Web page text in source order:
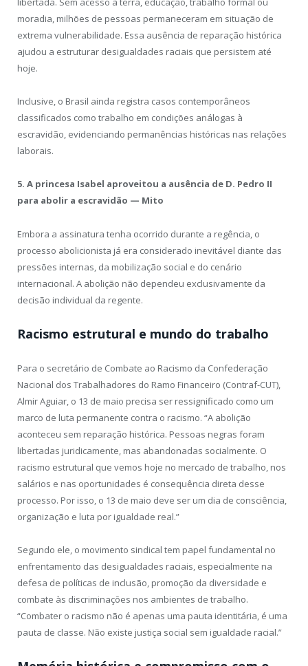
moradia, milhões de pessoas permaneceram em situação de
extrema vulnerabilidade. Essa ausência de reparação histórica
ajudou a estruturar desigualdades raciais que persistem até
hoje.
Inclusive, o Brasil ainda registra casos contemporâneos
classificados como trabalho em condições análogas à
escravidão, evidenciando permanências históricas nas relações
laborais.
5. A princesa Isabel aproveitou a ausência de D. Pedro II
para abolir a escravidão — Mito
Embora a assinatura tenha ocorrido durante a regência, o
processo abolicionista já era considerado inevitável diante das
pressões internas, da mobilização social e do cenário
internacional. A abolição não dependeu exclusivamente da
decisão individual da regente.
Racismo estrutural e mundo do trabalho
Para o secretário de Combate ao Racismo da Confederação
Nacional dos Trabalhadores do Ramo Financeiro (Contraf-CUT),
Almir Aguiar, o 13 de maio precisa ser ressignificado como um
marco de luta permanente contra o racismo. “A abolição
aconteceu sem reparação histórica. Pessoas negras foram
libertadas juridicamente, mas abandonadas socialmente. O
racismo estrutural que vemos hoje no mercado de trabalho, nos
salários e nas oportunidades é consequência direta desse
processo. Por isso, o 13 de maio deve ser um dia de consciência,
organização e luta por igualdade real.”
Segundo ele, o movimento sindical tem papel fundamental no
enfrentamento das desigualdades raciais, especialmente na
defesa de políticas de inclusão, promoção da diversidade e
combate às discriminações nos ambientes de trabalho.
“Combater o racismo não é apenas uma pauta identitária, é uma
pauta de classe. Não existe justiça social sem igualdade racial.”